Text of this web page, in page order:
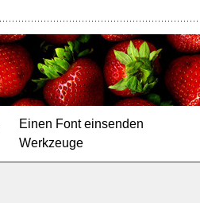
Einen Font einsenden
Werkzeuge